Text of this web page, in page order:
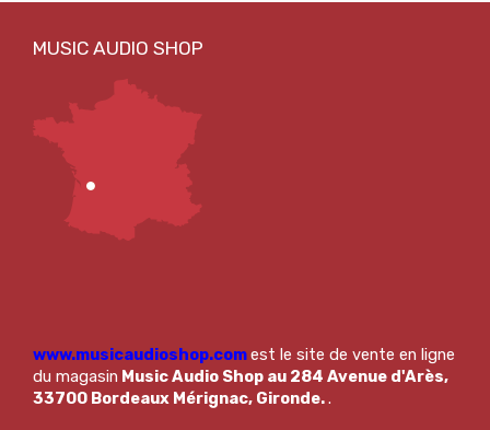
www.musicaudioshop.comest le site de vente en ligne
du magasin Music Audio Shop au 284 Avenue d'Arès,
33700 Bordeaux Mérignac, Gironde..